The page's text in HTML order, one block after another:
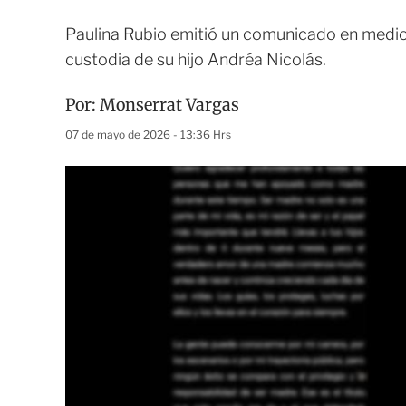
Paulina Rubio emitió un comunicado en
custodia de su hijo Andréa Nicolás.
Por: Monserrat Vargas
07 de mayo de 2026 - 13:36 Hrs